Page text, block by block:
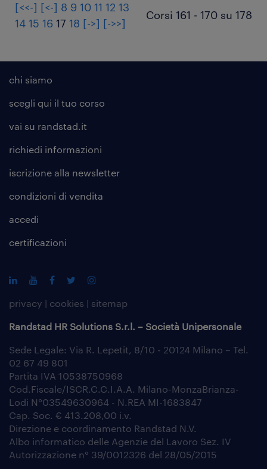
[<<-] [<-] 8 9 10 11 12 13
14 15 16 17 18 [->] [->>]
Corsi 161 - 170 su 178
chi siamo
scegli qui il tuo corso
vai su randstad.it
richiedi informazioni
iscrizione alla newsletter
condizioni di vendita
accedi
certificazioni
privacy | cookies | sitemap
Randstad HR Solutions S.r.l. – Società Unipersonale
Sede Legale: Via R. Lepetit, 8/10 - 20124 Milano – Tel.
02 67 49 801
Partita IVA 10538750968
Cod.Fiscale/ISCR.C.C.I.A.A. Milano-MonzaBrianza-
Lodi N°03549630964 - N.REA MI-1683847
Cap. Soc. € 413.208,00 i.v.
Direzione e coordinamento Randstad N.V.
Albo informatico delle Agenzie del Lavoro Sez. IV
Autorizzazione n° 39/0012326 del 28/05/2015